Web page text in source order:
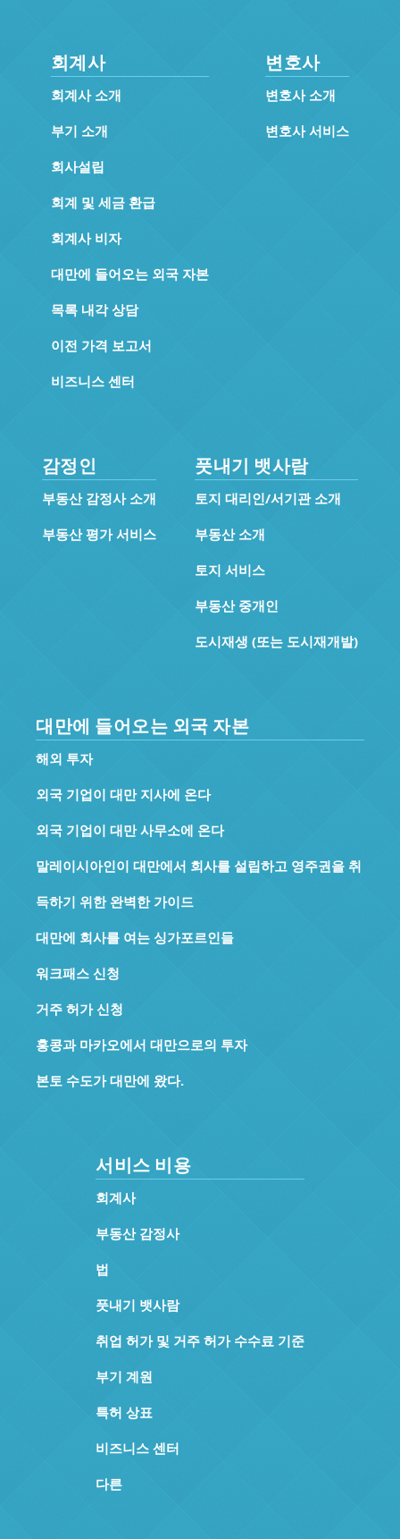
회계사
회계사 소개
부기 소개
회사설립
회계 및 세금 환급
회계사 비자
대만에 들어오는 외국 자본
목록 내각 상담
이전 가격 보고서
비즈니스 센터
변호사
변호사 소개
변호사 서비스
감정인
부동산 감정사 소개
부동산 평가 서비스
풋내기 뱃사람
토지 대리인/서기관 소개
부동산 소개
토지 서비스
부동산 중개인
도시재생 (또는 도시재개발)
대만에 들어오는 외국 자본
해외 투자
외국 기업이 대만 지사에 온다
외국 기업이 대만 사무소에 온다
말레이시아인이 대만에서 회사를 설립하고 영주권을 취
득하기 위한 완벽한 가이드
대만에 회사를 여는 싱가포르인들
워크패스 신청
거주 허가 신청
홍콩과 마카오에서 대만으로의 투자
본토 수도가 대만에 왔다.
서비스 비용
회계사
부동산 감정사
법
풋내기 뱃사람
취업 허가 및 거주 허가 수수료 기준
부기 계원
특허 상표
비즈니스 센터
다른